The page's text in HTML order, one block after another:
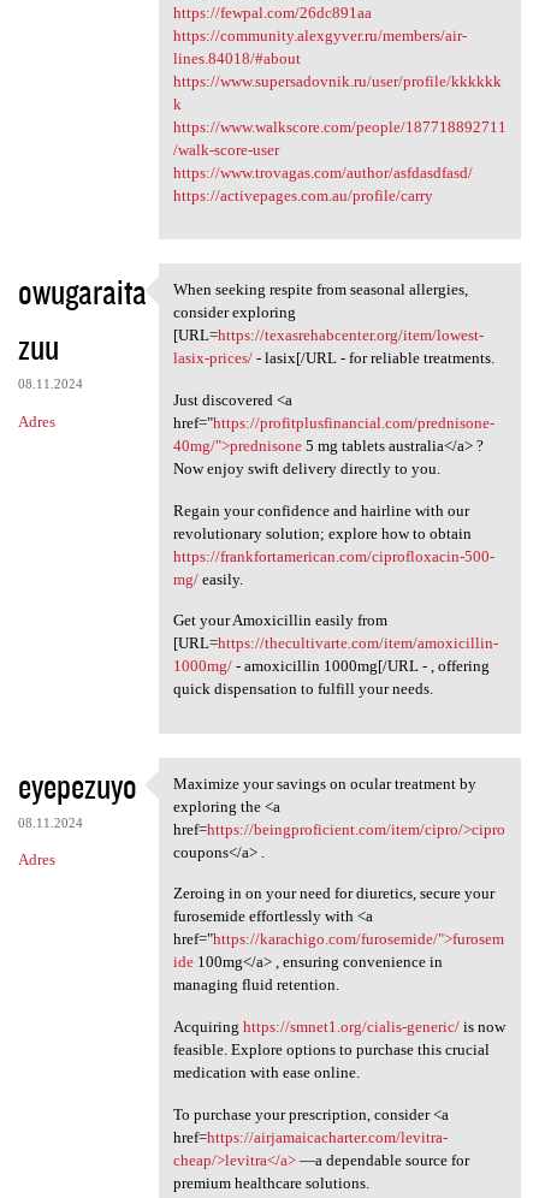
https://fewpal.com/26dc891aa
https://community.alexgyver.ru/members/air-
lines.84018/#about
https://www.supersadovnik.ru/user/profile/kkkkkk
k
https://www.walkscore.com/people/187718892711
/walk-score-user
https://www.trovagas.com/author/asfdasdfasd/
https://activepages.com.au/profile/carry
owugaraita
zuu
08.11.2024
Adres
When seeking respite from
When seeking respite from seasonal allergies,
consider exploring
[URL=https://texasrehabcenter.org/item/lowest-
lasix-prices/- lasix[/URL - for reliable treatments.
Just discovered <a
href="https://profitplusfinancial.com/prednisone-
40mg/">prednisone5 mg tablets australia</a> ?
Now enjoy swift delivery directly to you.
Regain your confidence and hairline with our
revolutionary solution; explore how to obtain
https://frankfortamerican.com/ciprofloxacin-500-
mg/easily.
Get your Amoxicillin easily from
[URL=https://thecultivarte.com/item/amoxicillin-
1000mg/- amoxicillin 1000mg[/URL - , offering
quick dispensation to fulfill your needs.
eyepezuyo
08.11.2024
Adres
Maximize your savings on
Maximize your savings on ocular treatment by
exploring the <a
href=https://beingproficient.com/item/cipro/>cipro
coupons</a> .
Zeroing in on your need for diuretics, secure your
furosemide effortlessly with <a
href="https://karachigo.com/furosemide/">furosem
ide100mg</a> , ensuring convenience in
managing fluid retention.
Acquiring https://smnet1.org/cialis-generic/is now
feasible. Explore options to purchase this crucial
medication with ease online.
To purchase your prescription, consider <a
href=https://airjamaicacharter.com/levitra-
cheap/>levitra</a>—a dependable source for
premium healthcare solutions.